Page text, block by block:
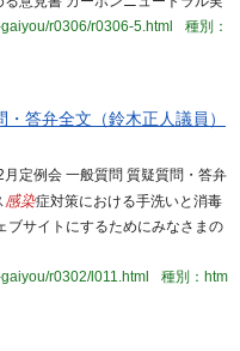
r0306/r0306-5.html
種別：
答弁全文（鈴木正人議員）
定例会 一般質問 質疑質問・答弁
感染症対策における手洗いと消毒
ブサイトにするためにみなさまの
r0302/l011.html
種別：htm